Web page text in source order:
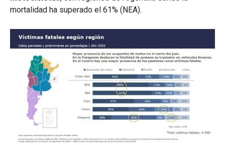
mortalidad ha superado el 61% (NEA).